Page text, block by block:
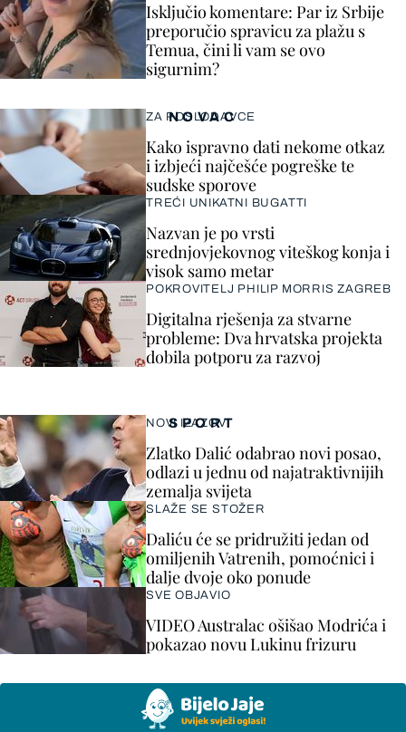
Isključio komentare: Par iz Srbije
preporučio spravicu za plažu s
Temua, čini li vam se ovo
sigurnim?
SPORT
NOVI IZAZOV
Zlatko Dalić odabrao novi posao,
odlazi u jednu od najatraktivnijih
zemalja svijeta
SLAŽE SE STOŽER
Daliću će se pridružiti jedan od
omiljenih Vatrenih, pomoćnici i
dalje dvoje oko ponude
SVE OBJAVIO
VIDEO Australac ošišao Modrića i
pokazao novu Lukinu frizuru
NOVAC
ZA POSLODAVCE
Kako ispravno dati nekome otkaz
i izbjeći najčešće pogreške te
sudske sporove
TREĆI UNIKATNI BUGATTI
Nazvan je po vrsti
srednjovjekovnog viteškog konja i
visok samo metar
POKROVITELJ PHILIP MORRIS ZAGREB
Digitalna rješenja za stvarne
probleme: Dva hrvatska projekta
dobila potporu za razvoj